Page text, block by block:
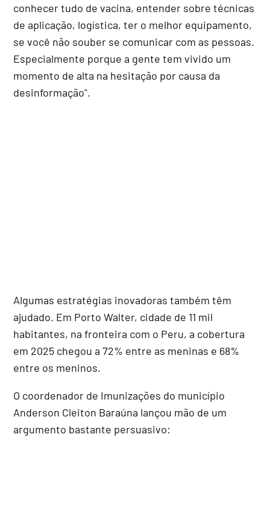
conhecer tudo de vacina, entender sobre técnicas
de aplicação, logística, ter o melhor equipamento,
se você não souber se comunicar com as pessoas.
Especialmente porque a gente tem vivido um
momento de alta na hesitação por causa da
desinformação".
Algumas estratégias inovadoras também têm
ajudado. Em Porto Walter, cidade de 11 mil
habitantes, na fronteira com o Peru, a cobertura
em 2025 chegou a 72% entre as meninas e 68%
entre os meninos.
O coordenador de Imunizações do município
Anderson Cleiton Baraúna lançou mão de um
argumento bastante persuasivo: